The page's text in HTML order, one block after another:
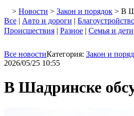
> Новости > Закон и порядок > В
Все | Авто и дороги |
Происшествия | Разное | Семья и дети
Все новостиКатегория: Закон и
2026/05/25 10:55
В Шадринске